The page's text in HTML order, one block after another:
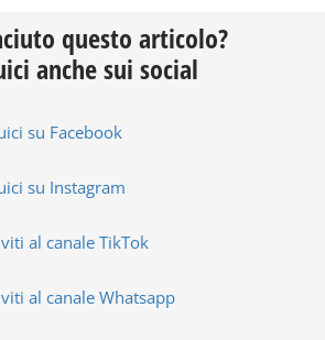
questo articolo?
anche sui social
su Facebook
su Instagram
al canale TikTok
al canale Whatsapp